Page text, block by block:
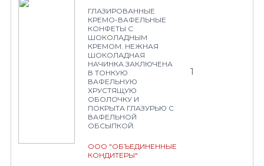
ГЛАЗИРОВАННЫЕ
КРЕМО-ВАФЕЛЬНЫЕ
КОНФЕТЫ С
ШОКОЛАДНЫМ
КРЕМОМ. НЕЖНАЯ
ШОКОЛАДНАЯ
НАЧИНКА ЗАКЛЮЧЕНА
В ТОНКУЮ
ВАФЕЛЬНУЮ
ХРУСТЯЩУЮ
ОБОЛОЧКУ И
ПОКРЫТА ГЛАЗУРЬЮ С
ВАФЕЛЬНОЙ
ОБСЫПКОЙ.
ООО "ОБЪЕДИНЕННЫЕ
КОНДИТЕРЫ"
1